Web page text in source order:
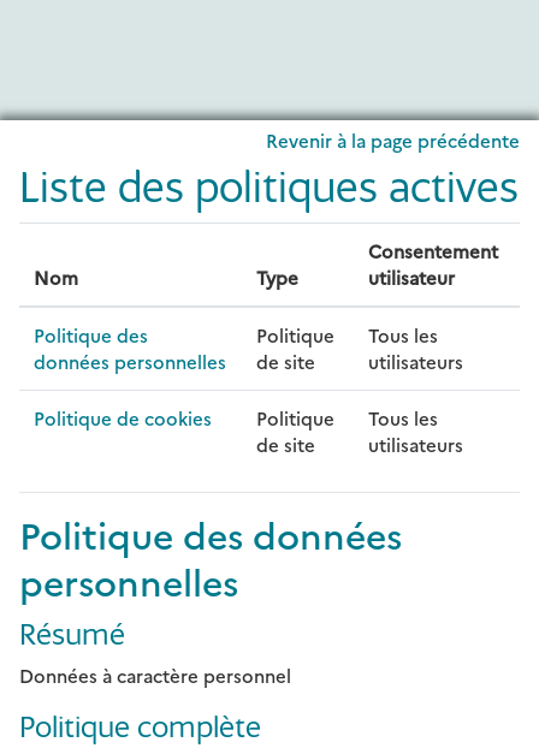
Revenir à la page précédente
Liste des politiques actives
Nom Type
Consentement
utilisateur
Politique des
données personnelles
Politique
de site
Tous les
utilisateurs
Politique de cookies
Politique
de site
Tous les
utilisateurs
Politique des données
personnelles
Résumé
Données à caractère personnel
Politique complète